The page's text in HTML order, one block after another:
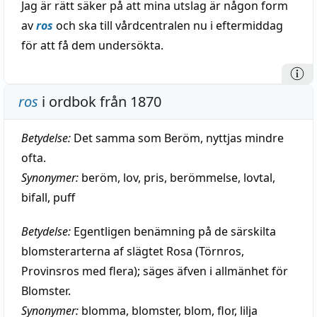
Jag är rätt säker på att mina utslag är någon form
avros och ska till vårdcentralen nu i eftermiddag
för att få dem undersökta.
ros i ordbok från 1870
Betydelse: Det samma som Beröm, nyttjas mindre
ofta.
Synonymer: beröm, lov, pris, berömmelse, lovtal,
bifall, puff
Betydelse: Egentligen benämning på de särskilta
blomsterarterna af slägtet Rosa (Törnros,
Provinsros med flera); säges äfven i allmänhet för
Blomster.
Synonymer: blomma, blomster, blom, flor, lilja